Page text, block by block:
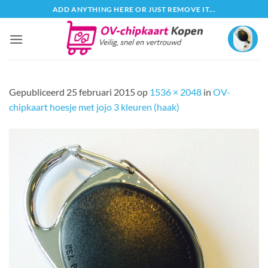
naar
inhoud
ADD ANYTHING HERE OR JUST REMOVE IT...
Gepubliceerd 25 februari 2015op 1536 × 2048 in OV-
chipkaart hoesje met jojo 3 kleuren (haak)